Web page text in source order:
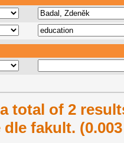
total of 2
fakult.